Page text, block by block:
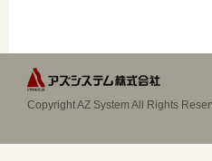
Copyright AZ System All Rights